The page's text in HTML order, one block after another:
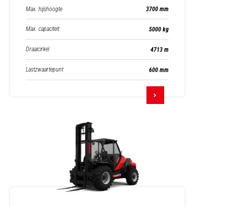
Max. hijshoogte 3700 mm
Max. capaciteit 5000 kg
Draaicirkel 4713 m
Lastzwaartepunt 600 mm